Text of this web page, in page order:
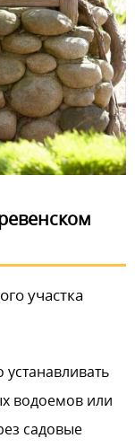
участка
водоемов или
садовые